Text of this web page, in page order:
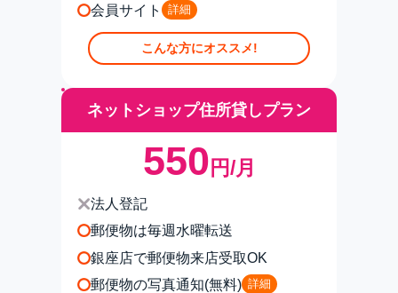
会員サイト 詳細
こんな方にオススメ!
ネットショップ住所貸しプラン
550 円/月
法人登記
郵便物は毎週水曜転送
銀座店で郵便物来店受取OK
郵便物の写真通知(無料) 詳細